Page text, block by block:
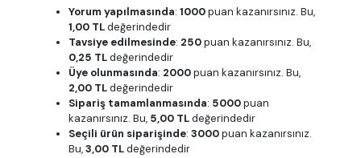
Yorum yapılmasında: 1000puan kazanırsınız. Bu,
1,00 TLdeğerindedir
Tavsiye edilmesinde: 250puan kazanırsınız. Bu,
0,25 TLdeğerindedir
Üye olunmasında: 2000puan kazanırsınız. Bu,
2,00 TLdeğerindedir
Sipariş tamamlanmasında: 5000puan
kazanırsınız. Bu, 5,00 TLdeğerindedir
Seçili ürün siparişinde: 3000puan kazanırsınız.
Bu,3,00 TLdeğerindedir